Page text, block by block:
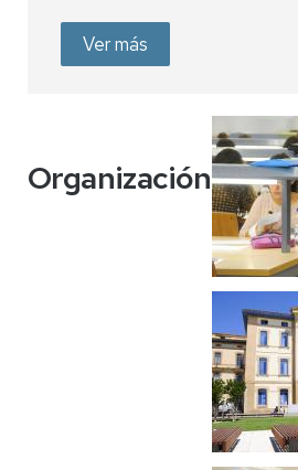
Ver más
Organización